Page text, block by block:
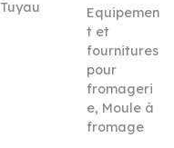
Tuyau
Equipemen
t et
fournitures
pour
fromageri
e, Moule à
fromage